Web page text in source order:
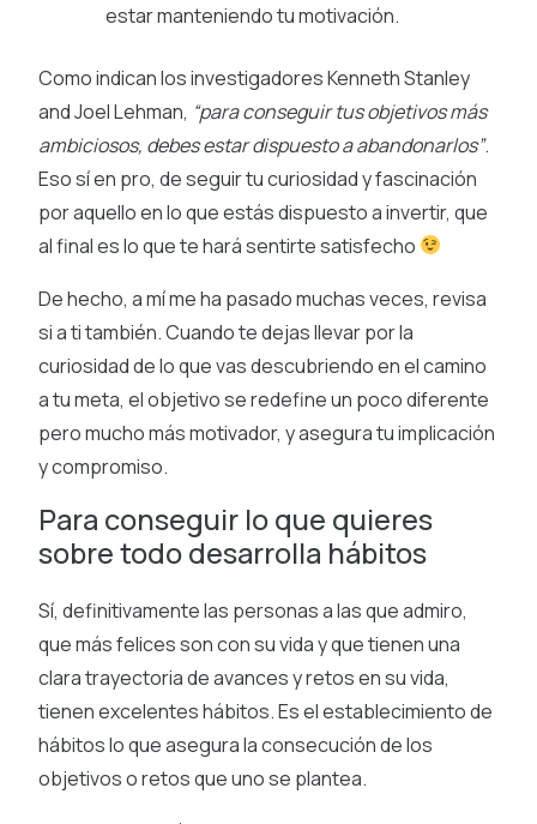
estar manteniendo tu motivación.
Como indican los investigadores Kenneth Stanley
and Joel Lehman, “para conseguir tus objetivos más
ambiciosos, debes estar dispuesto a abandonarlos”.
Eso sí en pro, de seguir tu curiosidad y fascinación
por aquello en lo que estás dispuesto a invertir, que
al final es lo que te hará sentirte satisfecho
De hecho, a mí me ha pasado muchas veces, revisa
si a ti también. Cuando te dejas llevar por la
curiosidad de lo que vas descubriendo en el camino
a tu meta, el objetivo se redefine un poco diferente
pero mucho más motivador, y asegura tu implicación
y compromiso.
Para conseguir lo que quieres
sobre todo desarrolla hábitos
Sí, definitivamente las personas a las que admiro,
que más felices son con su vida y que tienen una
clara trayectoria de avances y retos en su vida,
tienen excelentes hábitos. Es el establecimiento de
hábitos lo que asegura la consecución de los
objetivos o retos que uno se plantea.